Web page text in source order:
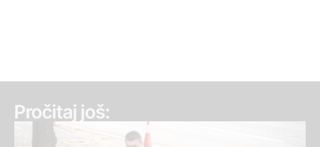
Pročitaj još: